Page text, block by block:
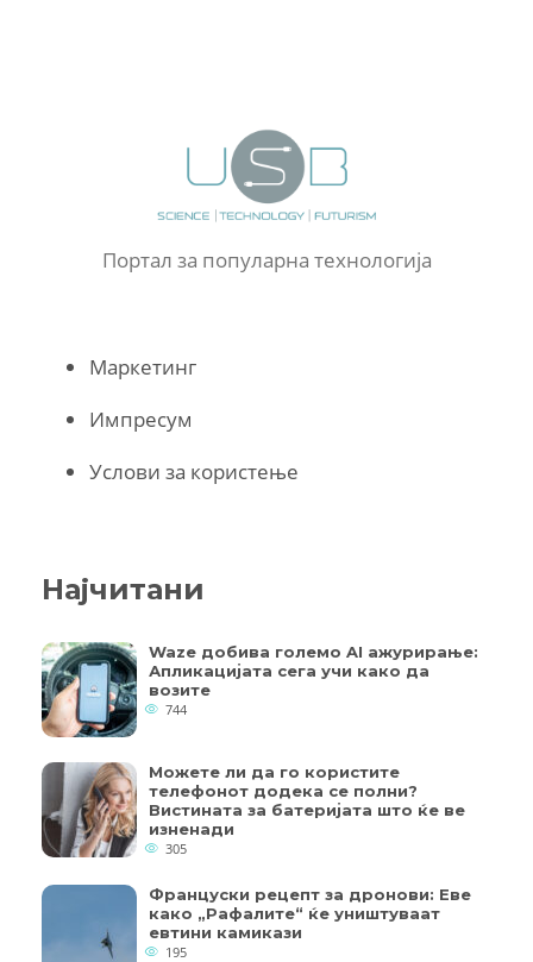
Портал за популарна технологија
Маркетинг
Импресум
Услови за користење
Најчитани
Waze добива големо AI ажурирање:
Апликацијата сега учи како да
возите
744
Можете ли да го користите
телефонот додека се полни?
Вистината за батеријата што ќе ве
изненади
305
Француски рецепт за дронови: Еве
како „Рафалите“ ќе уништуваат
евтини камикази
195